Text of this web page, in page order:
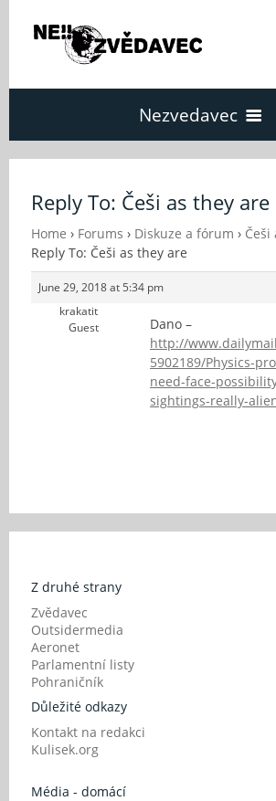
Nezvedavec
Fórum
O Nezvědavci
Kontakt
Reply To: Češi as they are
Home › Forums › Diskuze a fórum › Češi
Reply To: Češi as they are
June 29, 2018 at 5:34 pm
krakatit
Guest
Dano –
http://
5902189/Physics-
need-face-
sightings-really-
Z druhé strany
Zvědavec
Outsidermedia
Aeronet
Parlamentní listy
Pohraničník
Důležité odkazy
Kontakt na redakci
Kulisek.org
Média - domácí